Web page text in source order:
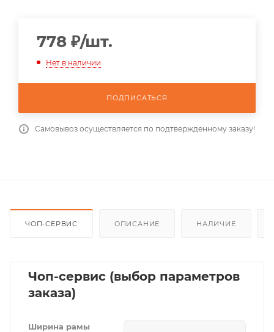
778 ₽/шт.
Нет в наличии
ПОДПИСАТЬСЯ
Самовывоз осуществляется по подтвержденному заказу!
ЧОП-СЕРВИС ОПИСАНИЕ НАЛИЧИЕ
Чоп-сервис (выбор параметров
заказа)
Ширина рамы